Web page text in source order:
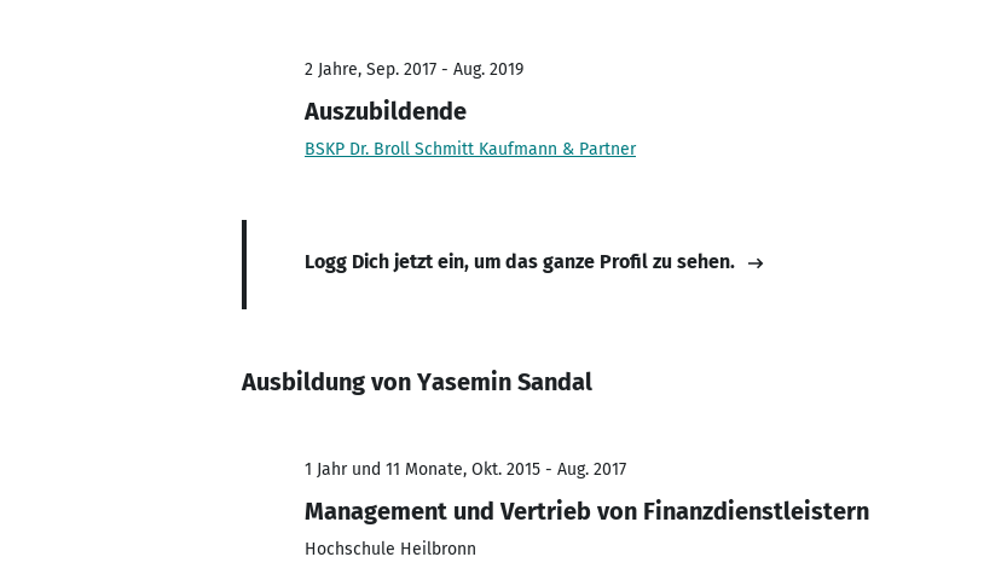
2 Jahre, Sep. 2017 - Aug. 2019
Auszubildende
BSKP Dr. Broll Schmitt Kaufmann & Partner
Logg Dich jetzt ein, um das ganze Profil zu sehen.
Ausbildung von Yasemin Sandal
1 Jahr und 11 Monate, Okt. 2015 - Aug. 2017
Management und Vertrieb von Finanzdienstleistern
Hochschule Heilbronn